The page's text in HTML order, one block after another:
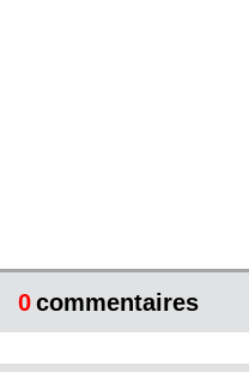
0commentaires